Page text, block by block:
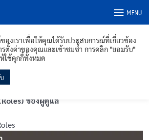
MENU
ในหน้าแรก
Box Calculator for Magento 2
ของผู้ดูแล
ของเราเพื่อให้คุณได้รับประสบการณ์ที่เกี่ยวข้อง
ตั้งค่าของคุณและเข้าชมซ้ำ การคลิก "ยอมรับ"
ใช้คุกกี้ทั้งหมด